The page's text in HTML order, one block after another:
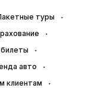
туры
авто
клиентам